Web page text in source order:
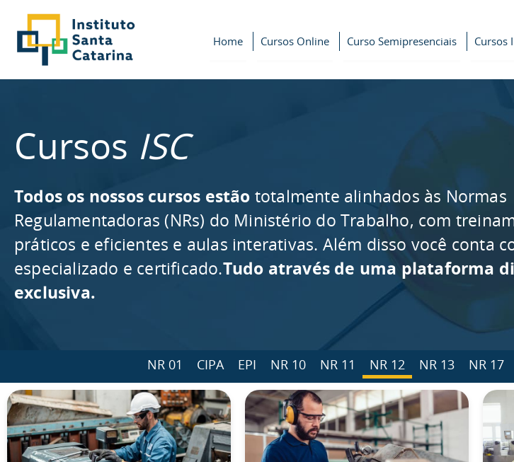
Home Cursos Online Curso Semipresenciais Cursos
Cursos ISC
Todos os nossos cursos estão totalmente alinhados às Normas
Regulamentadoras (NRs) do Ministério do Trabalho, com
práticos e eficientes e aulas interativas. Além disso você conta
especializado e certificado.Tudo através de uma plataforma
exclusiva.
NR 01 CIPA EPI NR 10 NR 11 NR 12 NR 13 NR 17